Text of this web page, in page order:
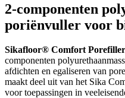
2-componenten
poriënvuller voor
Sikafloor® Comfort Porefiller
componenten
afdichten en egaliseren van
maakt deel uit van het Sika
voor toepassingen in